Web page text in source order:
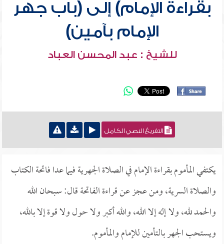
بقراءة الإمام) إلى (باب جهر
الإمام بآمين)
للشيخ : عبد المحسن العباد
التفريغ النصي الكامل
يكتفي المأموم بقراءة الإمام في الصلاة الجهرية فيما عدا فاتحة الكتاب
والصلاة السرية، ومن عجز عن قراءة الفاتحة قال: سبحان الله
والحمد لله، ولا إله إلا الله، والله أكبر ولا حول ولا قوة إلا بالله،
ويستحب الجهر بالتأمين للإمام والمأموم.